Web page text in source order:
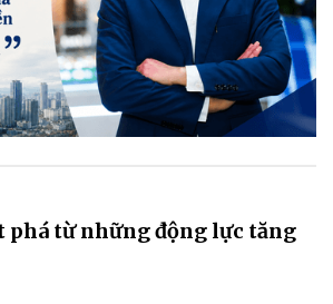
phá từ những động lực tăng